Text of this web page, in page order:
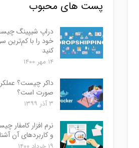
پست های محبوب
دراپ شیپینگ
خود را با کم‌ترین
کنید
۱۴ مهر ۱۴۰۰
صورت است؟
۳ آذر ۱۳۹۹
و کاربردهای آن